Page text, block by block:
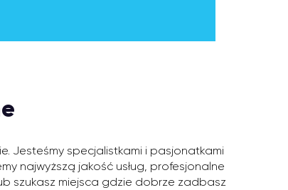
Jesteśmy specjalistkami i pasjonatkami
najwyższą jakość usług, profesjonalne
szukasz miejsca gdzie dobrze zadbasz